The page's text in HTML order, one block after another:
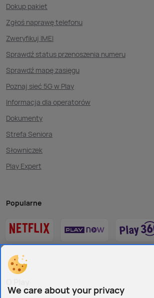
Dokup pakiet
Zgłoś naprawę telefonu
Zweryfikuj IMEI
Sprawdź status przenoszenia numeru
Sprawdź mapę zasięgu
Poznaj sieć 5G w Play
Informacja dla operatorów
Dokumenty
Strefa Seniora
Słowniczek
Play Expert
Popularne
We care about your privacy